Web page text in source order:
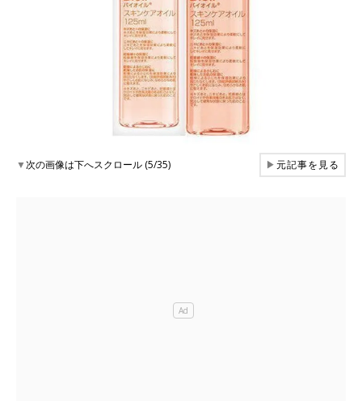
▼次の画像は下へスクロール (5/35) ▶元記事を見る